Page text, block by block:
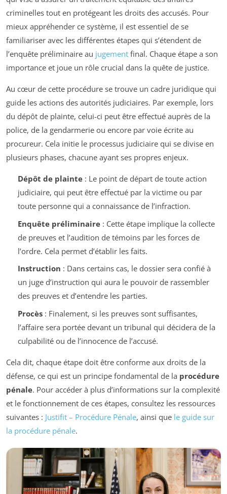
criminelles tout en protégeant les droits des accusés. Pour
mieux appréhender ce système, il est essentiel de se
familiariser avec les différentes étapes qui s’étendent de
l’enquête préliminaire au jugement final. Chaque étape a son
importance et joue un rôle crucial dans la quête de justice.
Au cœur de cette procédure se trouve un cadre juridique qui
guide les actions des autorités judiciaires. Par exemple, lors
du dépôt de plainte, celui-ci peut être effectué auprès de la
police, de la gendarmerie ou encore par voie écrite au
procureur. Cela initie le processus judiciaire qui se divise en
plusieurs phases, chacune ayant ses propres enjeux.
Dépôt de plainte: Le point de départ de toute action
judiciaire, qui peut être effectué par la victime ou par
toute personne qui a connaissance de l’infraction.
Enquête préliminaire: Cette étape implique la collecte
de preuves et l’audition de témoins par les forces de
l’ordre. Cela permet d’établir les faits.
Instruction : Dans certains cas, le dossier sera confié à
un juge d’instruction qui aura le pouvoir de rassembler
des preuves et d’entendre les parties.
Procès: Finalement, si les preuves sont suffisantes,
l’affaire sera portée devant un tribunal qui décidera de la
culpabilité ou de l’innocence de l’accusé.
Cela dit, chaque étape doit être conforme aux droits de la
défense, ce qui est un principe fondamental de la procédure
pénale. Pour accéder à plus d’informations sur la complexité
et le fonctionnement de ces étapes, consultez les ressources
suivantes : Justifit – Procédure Pénale, ainsi que le guide sur
la procédure pénale.